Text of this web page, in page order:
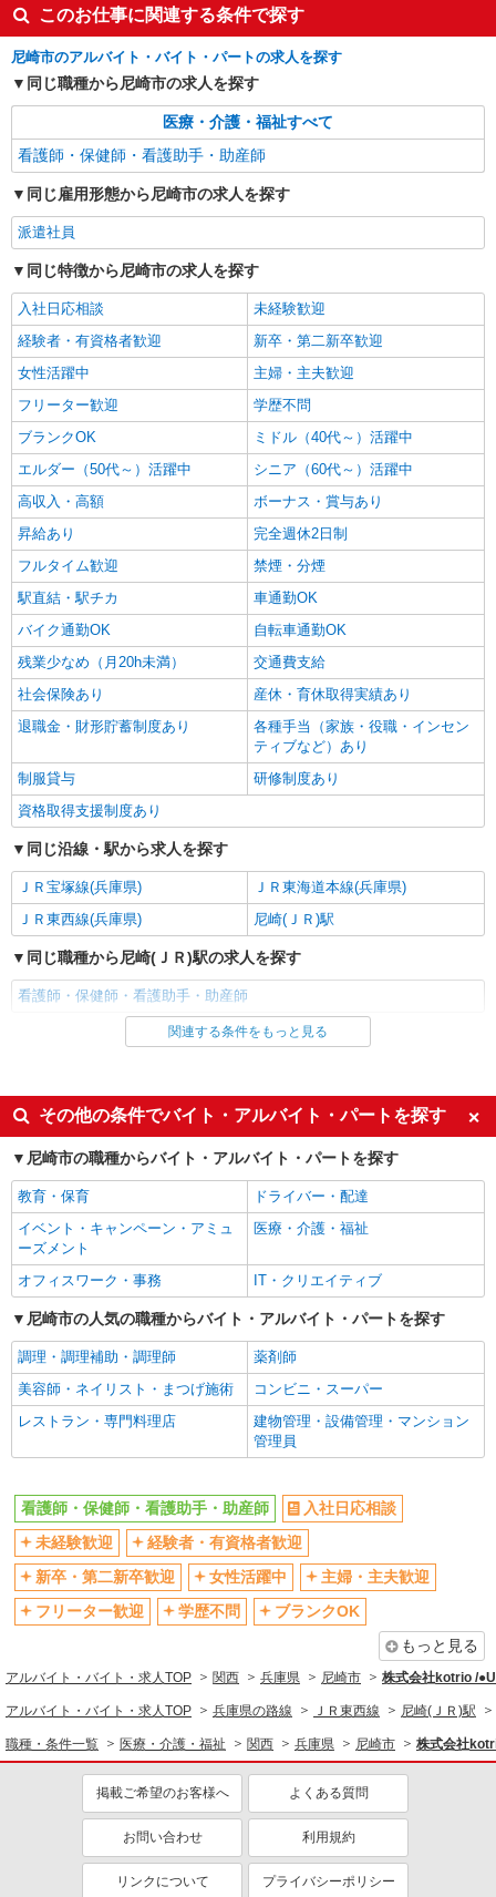
による 〇時間外勤務手当 〇土日祝勤務手当 〇年
末年始勤務手当 〇早朝7:00〜8:00/夜間18:00〜
20:00は時給25％UP
エイジフリーハウス尼崎南武庫之荘 兵庫県尼
崎市南武庫之荘10丁目1-7
キープ 詳細を見る
パート
看護師／有料老人ホーム／パート
による 保健師・正看護師 時給1,442円 准看護師
時給1,339円 〇時間外勤務手当 〇土日祝勤務手当
〇年末年始勤務手当 〇早朝7:00〜8:00/夜間
18:00〜20:00は時給25％UP
エイジフリーハウス尼崎三反田 兵庫県尼崎市
三反田町2丁目11番33号
キープ 詳細を見る
パート
エイジフリーハウス尼崎下坂部
有料老人ホーム／看護職／遅出のみ
時給2,060円以上 〇時間外勤務手当 〇土日祝
勤務手当 〇年末年始勤務手当 〇早朝7:00〜8:00/
夜間18:00〜20:00は時給25％UP
エイジフリーハウス尼崎下坂部 兵庫県尼崎市
下坂部三丁目18番8号
キープ 詳細を見る
パート
◆エイジフリーハウス尼崎南武庫之荘
看護師／サ高住／小規模多機能／パート
時給1,339円〜1,442円 ※経験・能力・資格等
による 保健師・正看護師 時給1,442円 准看護師
時給1,339円 〇時間外勤務手当 〇土日祝勤務手当
〇年末年始勤務手当 〇早朝7:00〜8:00/夜間
18:00〜20:00は時給25％UP
エイジフリーハウス尼崎南武庫之荘 兵庫県尼
崎市南武庫之荘10丁目1-7
詳細を見る
パート
エイジフリーハウス尼崎三反田
有料老人ホーム／看護職／早出のみ
時給1,339円〜1,442円 ※経験・能力・資格等
による 保健師・正看護師 時給1,442円 准看護師
時給1,339円 〇時間外勤務手当 〇土日祝勤務手当
〇年末年始勤務手当 〇早朝7:00〜8:00/夜間
18:00〜20:00は時給25％UP
エイジフリーハウス尼崎三反田 兵庫県尼崎市
三反田町2丁目11番33号
派遣社員
（株）ウィルオブ・ワークCW 神戸支店/ms280101
時給1450円 ◆前払い・日払い・週払いOK
兵庫県尼崎市
キープ 詳細を見る
このお仕事に関連する条件で探す
尼崎市のアルバイト・バイト・パートの求人を探す
同じ職種から尼崎市の求人を探す
医療・介護・福祉すべて
看護師・保健師・看護助手・助産師
同じ雇用形態から尼崎市の求人を探す
派遣社員
同じ特徴から尼崎市の求人を探す
入社日応相談
未経験歓迎
経験者・有資格者歓迎
新卒・第二新卒歓迎
女性活躍中
主婦・主夫歓迎
フリーター歓迎
学歴不問
ブランクOK
ミドル（40代～）活躍中
エルダー（50代～）活躍中
シニア（60代～）活躍中
高収入・高額
ボーナス・賞与あり
昇給あり
完全週休2日制
フルタイム歓迎
禁煙・分煙
駅直結・駅チカ
車通勤OK
バイク通勤OK
自転車通勤OK
残業少なめ（月20h未満）
交通費支給
社会保険あり
産休・育休取得実績あり
退職金・財形貯蓄制度あり
各種手当（家族・役職・インセン
ティブなど）あり
制服貸与
研修制度あり
資格取得支援制度あり
同じ沿線・駅から求人を探す
ＪＲ宝塚線(兵庫県)
ＪＲ東海道本線(兵庫県)
ＪＲ東西線(兵庫県)
尼崎(ＪＲ)駅
同じ職種から尼崎(ＪＲ)駅の求人を探す
看護師・保健師・看護助手・助産師
同じ雇用形態から尼崎(ＪＲ)駅の求人を探す
同じ特徴から尼崎(ＪＲ)駅の求人を探す
入社日応相談
未経験歓迎
経験者・有資格者歓迎
新卒・第二新卒歓迎
女性活躍中
主婦・主夫歓迎
フリーター歓迎
ブランクOK
ミドル（40代～）活躍中
エルダー（50代～）活躍中
シニア（60代～）活躍中
高収入・高額
ボーナス・賞与あり
昇給あり
完全週休2日制
フルタイム歓迎
禁煙・分煙
車通勤OK
残業少なめ（月20h未満）
交通費支給
社会保険あり
産休・育休取得実績あり
退職金・財形貯蓄制度あり
各種手当（家族・役職・インセン
ティブなど）あり
制服貸与
研修制度あり
同じ職種から求人を探す
看護師・保健師・看護助手・助産師
同じ特徴から求人を探す
ミドル（40代～）活躍中
ボーナス・賞与あり
関連する条件をもっと見る
その他の条件でバイト・アルバイト・パートを探す
尼崎市の職種からバイト・アルバイト・パートを探す
教育・保育
ドライバー・配達
イベント・キャンペーン・アミュ
ーズメント
医療・介護・福祉
オフィスワーク・事務 IT・クリエイティブ
尼崎市の人気の職種からバイト・アルバイト・パートを探す
調理・調理補助・調理師
薬剤師
美容師・ネイリスト・まつげ施術
コンビニ・スーパー
レストラン・専門料理店
建物管理・設備管理・マンション
管理員
看護師・保健師・看護助手・助産師
入社日応相談
未経験歓迎
経験者・有資格者歓迎
新卒・第二新卒歓迎
女性活躍中
主婦・主夫歓迎
フリーター歓迎
学歴不問
ブランクOK
もっと見る
アルバイト・バイト・求人TOP 関西 兵庫県 尼崎市 株式会社kotrio /
アルバイト・バイト・求人TOP 兵庫県の路線 ＪＲ東西線 尼崎(ＪＲ)駅
職種・条件一覧 医療・介護・福祉 関西 兵庫県 尼崎市 株式会社
掲載ご希望のお客様へ よくある質問
お問い合わせ 利用規約
リンクについて プライバシーポリシー